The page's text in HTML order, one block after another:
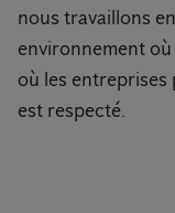
nous travaillons
environnement
où les
est respecté.